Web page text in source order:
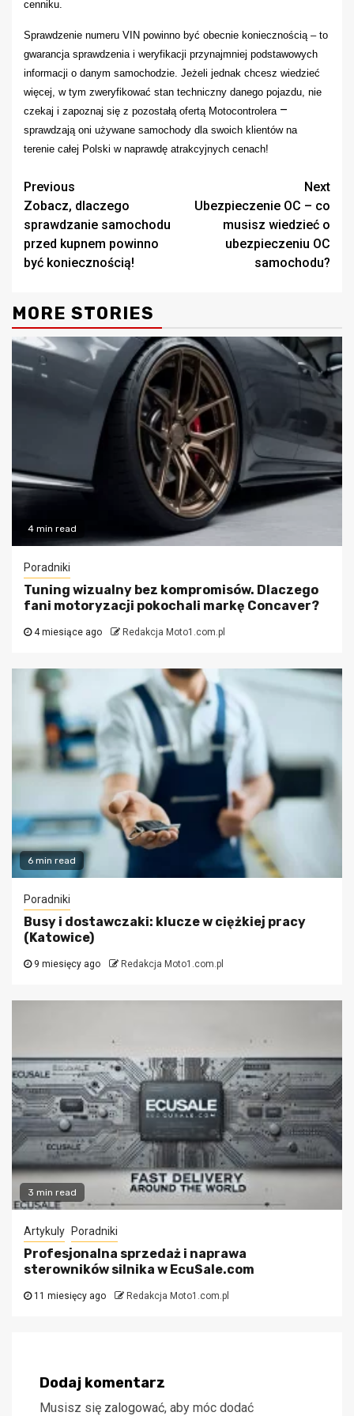
cenniku.
Sprawdzenie numeru VIN powinno być obecnie koniecznością – to
gwarancja sprawdzenia i weryfikacji przynajmniej podstawowych
informacji o danym samochodzie. Jeżeli jednak chcesz wiedzieć
więcej, w tym zweryfikować stan techniczny danego pojazdu, nie
czekaj i zapoznaj się z pozostałą ofertą Motocontrolera –
sprawdzają oni używane samochody dla swoich klientów na
terenie całej Polski w naprawdę atrakcyjnych cenach!
Continue
Reading
Previous
Zobacz, dlaczego
sprawdzanie samochodu
przed kupnem powinno
być koniecznością!
Next
Ubezpieczenie OC – co
musisz wiedzieć o
ubezpieczeniu OC
samochodu?
MORE STORIES
4 min read
Poradniki
Tuning wizualny bez kompromisów. Dlaczego
fani motoryzacji pokochali markę Concaver?
4 miesiące ago Redakcja Moto1.com.pl
6 min read
Poradniki
Busy i dostawczaki: klucze w ciężkiej pracy
(Katowice)
9 miesięcy ago Redakcja Moto1.com.pl
3 min read
Artykuly Poradniki
Profesjonalna sprzedaż i naprawa
sterowników silnika w EcuSale.com
11 miesięcy ago Redakcja Moto1.com.pl
Dodaj komentarz
Musisz się zalogować, aby móc dodać